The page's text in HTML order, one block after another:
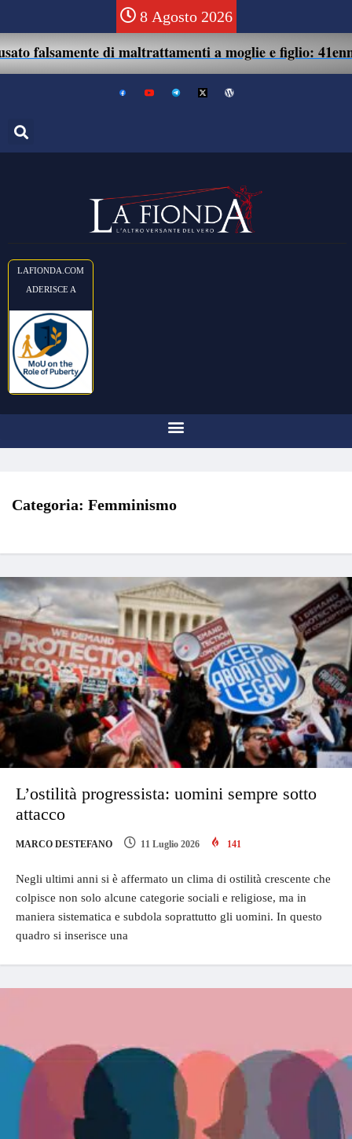
8 Agosto 2026
di maltrattamenti a moglie e figlio: 41enne assolto.
LAFIONDA.COM
ADERISCE A
Categoria: Femminismo
L’ostilità progressista: uomini sempre sotto
attacco
MARCO DESTEFANO 11 Luglio 2026 141
Negli ultimi anni si è affermato un clima di ostilità crescente che
colpisce non solo alcune categorie sociali e religiose, ma in
maniera sistematica e subdola soprattutto gli uomini. In questo
quadro si inserisce una